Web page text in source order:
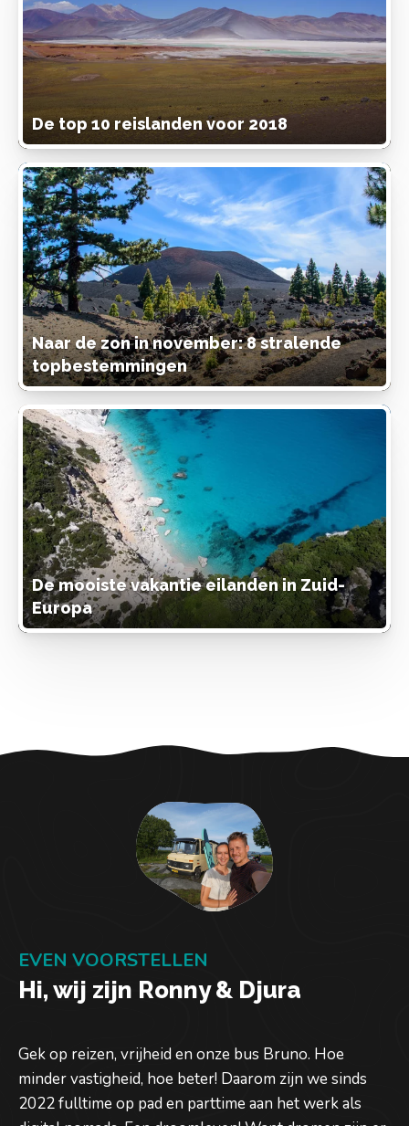
De top 10 reislanden voor 2018
Naar de zon in november: 8 stralende
topbestemmingen
De mooiste vakantie eilanden in Zuid-
Europa
EVEN VOORSTELLEN
Hi, wij zijn Ronny & Djura
Gek op reizen, vrijheid en onze bus Bruno. Hoe
minder vastigheid, hoe beter! Daarom zijn we sinds
2022 fulltime op pad en parttime aan het werk als